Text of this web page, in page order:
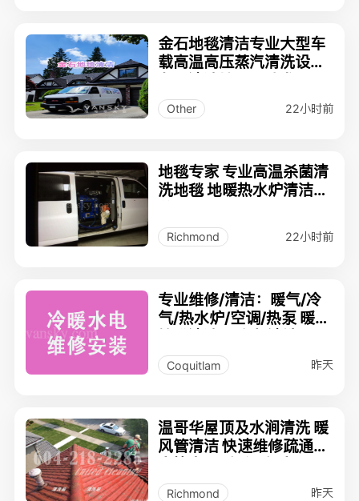
金石地毯清洁专业大型车
载高温高压蒸汽清洗设
垫。7785138952
Other 22小时前
地毯专家 专业高温杀菌清
洗地毯 地暖热水炉清洁保
Richmond 22小时前
专业维修/清洁：暖气/冷
气/热水炉/空调/热泵 暖风
雨水槽
Coquitlam 昨天
温哥华屋顶及水涧清洗 暖
风管清洁 快速维修疏通厨
收
Richmond 昨天